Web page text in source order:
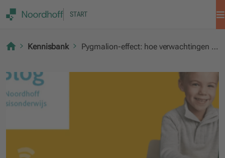
START
Kennisbank Pygmalion-effect: hoe verwachtingen leraar leerprestaties beïnvloedt